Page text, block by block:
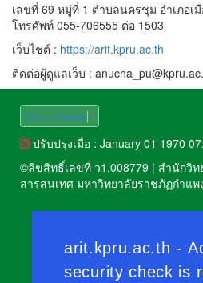
เลขที่ 69 หมู่ที่ 1 ตำบลนครชุม อำเภอเ
โทรศัพท์ 055-706555 ต่อ 1503
เว็บไชต์ : https://arit.kpru.ac.th
ติดต่อผู้ดูแลเว็บ :
Select Language ▼
ปรับปรุงเมื่อ : January 01 1970
©ลิขสิทธิ์เลขที่ ว1.008779 | สำนักวิท
สารสนเทศ มหาวิทยาลัยราชภัฏกำแพ